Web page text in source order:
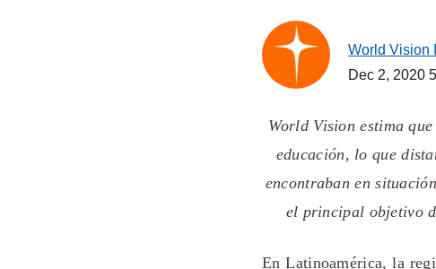
World Vision
Dec 2, 2020
World Vision estima
educación, lo que
encontraban en
el principal objetivo
En Latinoamérica, la